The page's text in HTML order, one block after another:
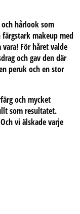
hårlook som
makeup med
För håret valde
och gav den där
peruk och en stor
och mycket
som resultatet.
vi älskade varje